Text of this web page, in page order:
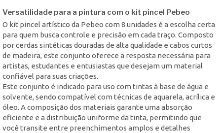
Versatilidade para a pintura com o kit pincel Pebeo
O kit pincel artístico da Pebeo com 8 unidades é a escolha certa
para quem busca controle e precisão em cada traço. Composto
por cerdas sintéticas douradas de alta qualidade e cabos curtos
de madeira, este conjunto oferece a resposta necessária para
artistas, estudantes e entusiastas que desejam um material
confiável para suas criações.
Este conjunto é indicado para uso com tintas à base de água e
solvente, sendo compatível com técnicas de aquarela, acrílica e
óleo. A composição dos materiais garante uma absorção
eficiente e a distribuição uniforme da tinta, permitindo que
você transite entre preenchimentos amplos e detalhes